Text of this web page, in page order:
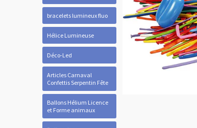
bracelets lumineux fluo
Hélice Lumineuse
Déco-Led
Articles Carnaval
Confettis Serpentin Fête
Ballons Hélium Licence
et Forme animaux